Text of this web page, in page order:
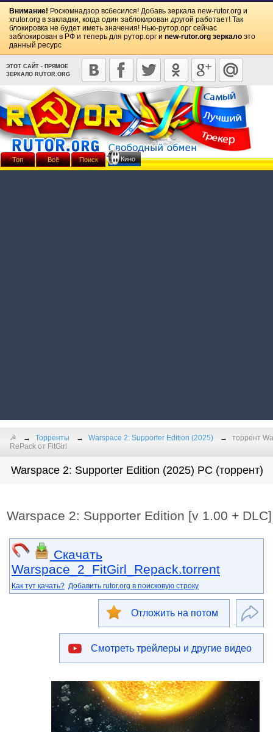
Внимание! Роскомнадзор всбесился! Добавь зеркала new-rutor.org и
xrutor.org в закладки, когда один заблокирован другой работает! Так
блокировка не будет иметь значения! Нью-рутор.орг сейчас
заблокирован в РФ и теперь для рутор.орг и new-rutor.org зеркало это
данный ресурс
ЭТОТ САЙТ - ПРЯМОЕ
ЗЕРКАЛО RUTOR.ORG
☭ Торренты Warspace 2: Supporter Edition (2025)
торрент
RePack от FitGirl
Warspace 2: Supporter Edition (2025) PC (торрент)
Warspace 2: Supporter Edition [v 1.00 +
Скачать
Warspace_2_FitGirl_Repack.torrent
Как тут качать? Добавить rutor.org в поисковую строку
Отложить на потом
Смотреть трейлеры и другие видео